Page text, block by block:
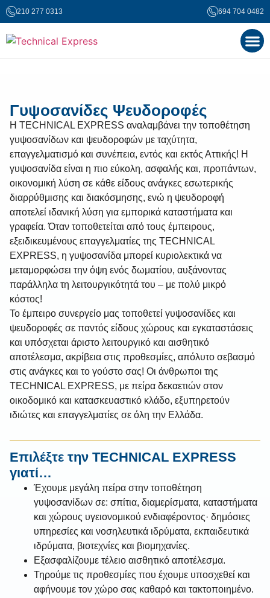
210 277 0313 694 704 0482
Γυψοσανίδες Ψευδοροφές
Η TECHNICAL EXPRESS αναλαμβάνει την τοποθέτηση
γυψοσανίδων και ψευδοροφών με ταχύτητα,
επαγγελματισμό και συνέπεια, εντός και εκτός Αττικής! Η
γυψοσανίδα είναι η πιο εύκολη, ασφαλής και, προπάντων,
οικονομική λύση σε κάθε είδους ανάγκες εσωτερικής
διαρρύθμισης και διακόσμησης, ενώ η ψευδοροφή
αποτελεί ιδανική λύση για εμπορικά καταστήματα και
γραφεία. Όταν τοποθετείται από τους έμπειρους,
εξειδικευμένους επαγγελματίες της TECHNICAL
EXPRESS, η γυψοσανίδα μπορεί κυριολεκτικά να
μεταμορφώσει την όψη ενός δωματίου, αυξάνοντας
παράλληλα τη λειτουργικότητά του – με πολύ μικρό
κόστος!
Το έμπειρο συνεργείο μας τοποθετεί γυψοσανίδες και
ψευδοροφές σε παντός είδους χώρους και εγκαταστάσεις
και υπόσχεται άριστο λειτουργικό και αισθητικό
αποτέλεσμα, ακρίβεια στις προθεσμίες, απόλυτο σεβασμό
στις ανάγκες και το γούστο σας! Οι άνθρωποι της
TECHNICAL EXPRESS, με πείρα δεκαετιών στον
οικοδομικό και κατασκευαστικό κλάδο, εξυπηρετούν
ιδιώτες και επαγγελματίες σε όλη την Ελλάδα.
Επιλέξτε την TECHNICAL EXPRESS
γιατί…
Έχουμε μεγάλη πείρα στην τοποθέτηση
γυψοσανίδων σε: σπίτια, διαμερίσματα, καταστήματα
και χώρους υγειονομικού ενδιαφέροντος· δημόσιες
υπηρεσίες και νοσηλευτικά ιδρύματα, εκπαιδευτικά
ιδρύματα, βιοτεχνίες και βιομηχανίες.
Εξασφαλίζουμε τέλειο αισθητικό αποτέλεσμα.
Τηρούμε τις προθεσμίες που έχουμε υποσχεθεί και
αφήνουμε τον χώρο σας καθαρό και τακτοποιημένο.